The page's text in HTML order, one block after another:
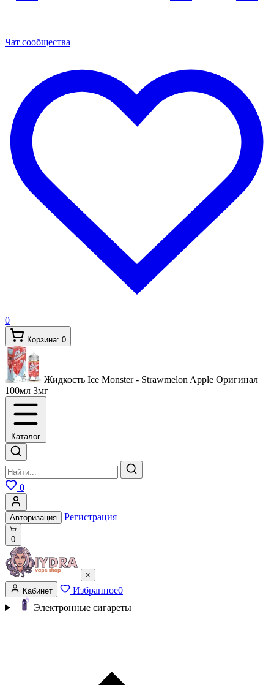
Чат сообщества
0
Корзина: 0
Жидкость Ice Monster - Strawmelon Apple Оригинал
100мл 3мг
Каталог
0
Авторизация Регистрация
0
×
Кабинет
Избранное0
Электронные сигареты